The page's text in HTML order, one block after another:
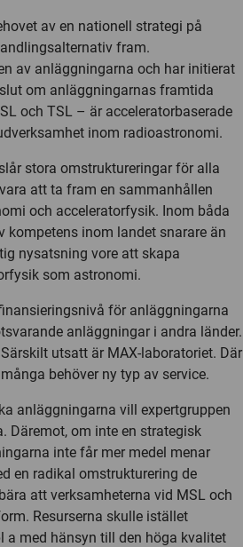
av en nationell strategi på
fram.
av anläggningarna och har initierat
om anläggningarnas framtida
och TSL – är acceleratorbaserade
inom radioastronomi.
stora omstruktureringar för alla
att ta fram en sammanhållen
och acceleratorfysik. Inom båda
kompetens inom landet snarare än
nysatsning vore att skapa
som astronomi.
för anläggningarna
anläggningar i andra länder.
utsatt är MAX-laboratoriet. Där
behöver ny typ av service.
anläggningarna vill expertgruppen
Däremot, om inte en strategisk
inte får mer medel menar
en radikal omstrukturering de
att verksamheterna vid MSL och
Resurserna skulle istället
a med hänsyn till den höga kvalitet